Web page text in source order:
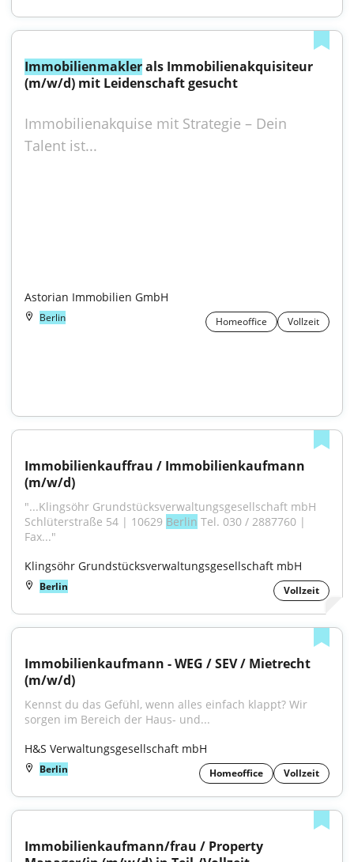
Immobilienmakler als Immobilienakquisiteur
(m/w/d) mit Leidenschaft gesucht
Immobilienakquise mit Strategie – Dein
Talent ist...
Astorian Immobilien GmbH
Berlin Homeoffice Vollzeit
Immobilienkauffrau / Immobilienkaufmann
(m/w/d)
"...Klingsöhr Grundstücksverwaltungsgesellschaft mbH
Schlüterstraße 54 | 10629 Berlin Tel. 030 / 2887760 |
Fax..."
Klingsöhr Grundstücksverwaltungsgesellschaft mbH
Berlin Vollzeit
Immobilienkaufmann - WEG / SEV / Mietrecht
(m/w/d)
Kennst du das Gefühl, wenn alles einfach klappt? Wir
sorgen im Bereich der Haus- und...
H&S Verwaltungsgesellschaft mbH
Berlin Homeoffice Vollzeit
Immobilienkaufmann/frau / Property